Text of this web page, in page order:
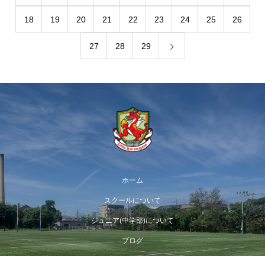
18 19 20 21 22 23 24 25 26
27 28 29
ホーム
スクールについて
ジュニア(中学部)について
ブログ